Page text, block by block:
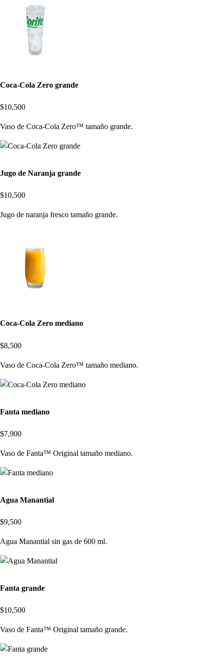
Coca-Cola Zero grande
$10,500
Vaso de Coca-Cola Zero™ tamaño grande.
Jugo de Naranja grande
$10,500
Jugo de naranja fresco tamaño grande.
Coca-Cola Zero mediano
$8,500
Vaso de Coca-Cola Zero™ tamaño mediano.
Fanta mediano
$7,900
Vaso de Fanta™ Original tamaño mediano.
Agua Manantial
$9,500
Agua Manantial sin gas de 600 ml.
Fanta grande
$10,500
Vaso de Fanta™ Original tamaño grande.